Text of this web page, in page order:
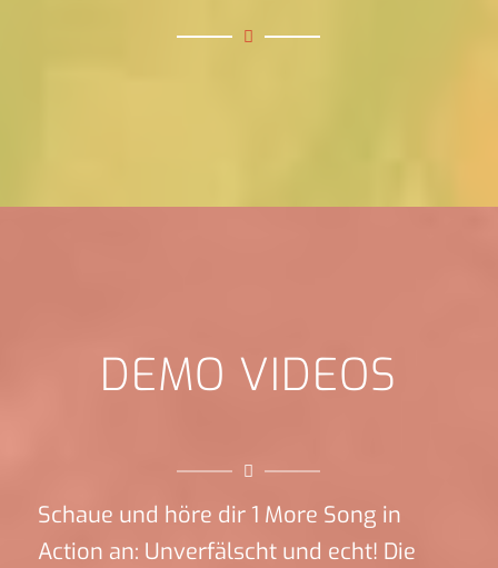
DEMO VIDEOS
Schaue und höre dir 1 More Song in
Action an: Unverfälscht und echt! Die